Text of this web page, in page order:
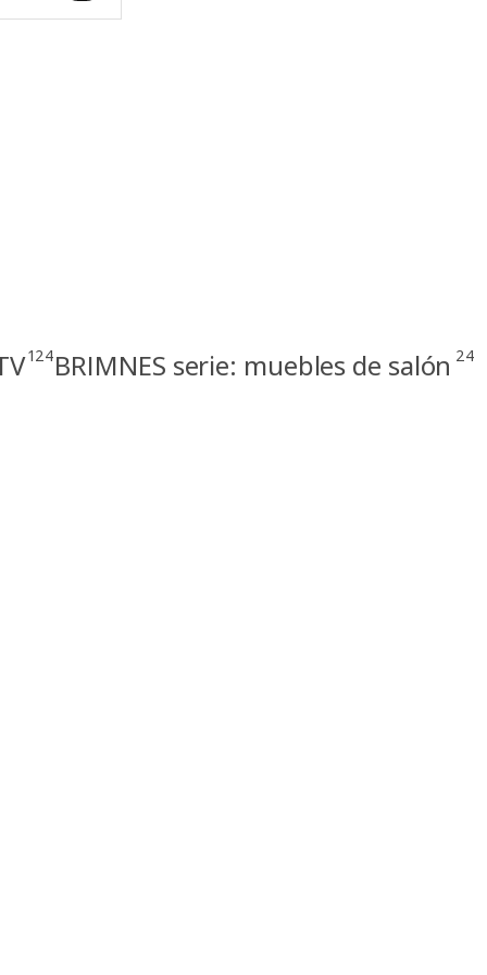
124BRIMNES serie: muebles de salón 24